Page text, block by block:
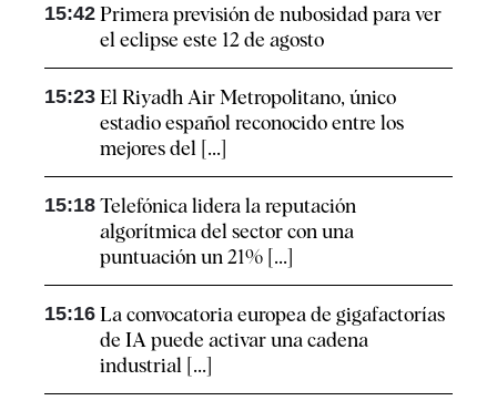
15:42 Primera previsión de nubosidad para ver
el eclipse este 12 de agosto
15:23 El Riyadh Air Metropolitano, único
estadio español reconocido entre los
mejores del [...]
15:18 Telefónica lidera la reputación
algorítmica del sector con una
puntuación un 21% [...]
15:16 La convocatoria europea de gigafactorías
de IA puede activar una cadena
industrial [...]